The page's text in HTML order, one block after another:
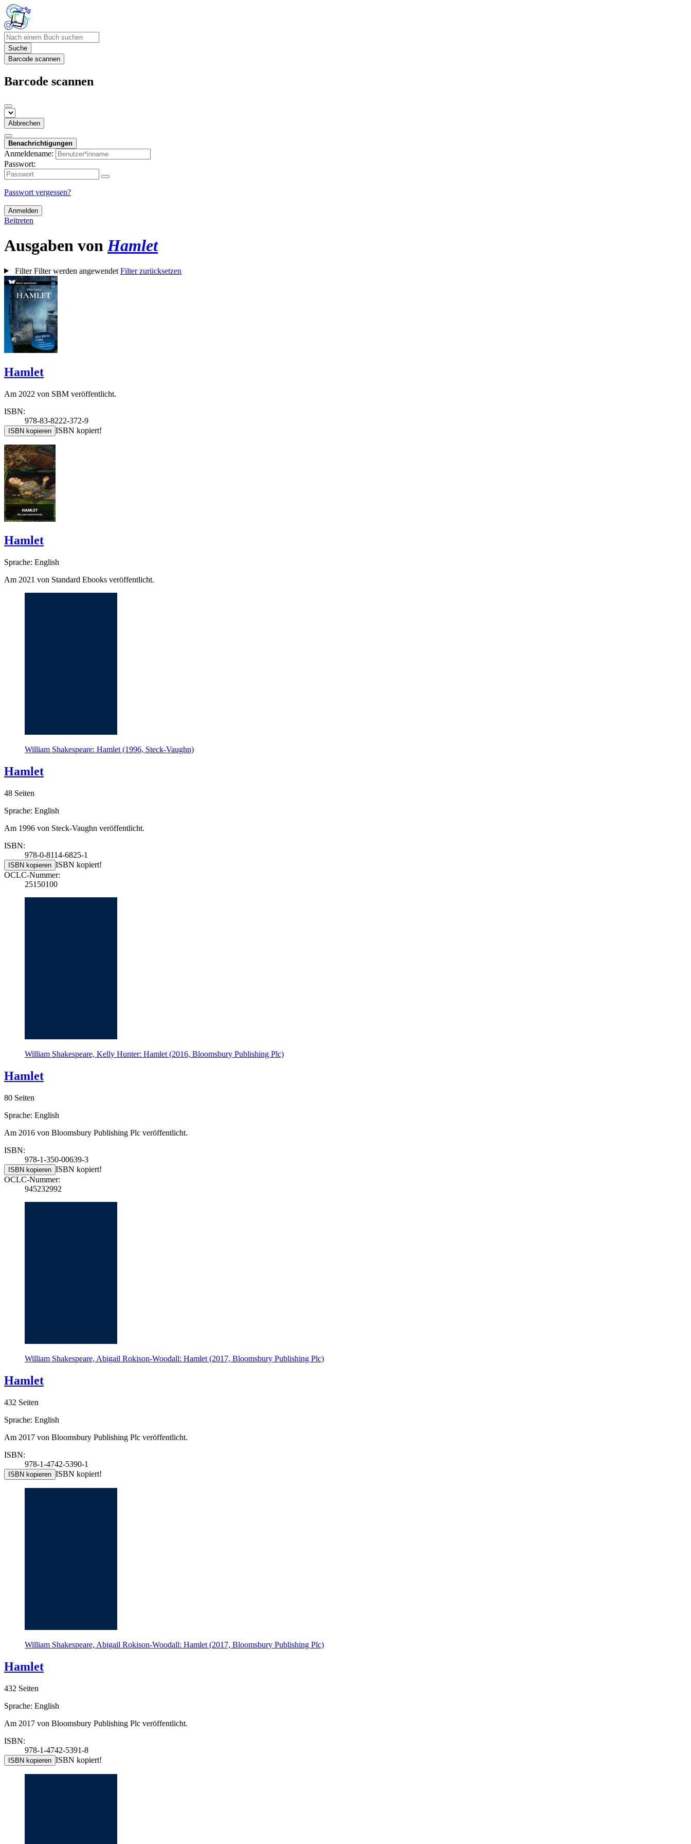
Suche
Barcode scannen
Barcode scannen
Abbrechen
Benachrichtigungen
Anmeldename:
Passwort:
Passwort vergessen?
Anmelden
Beitreten
Ausgaben vonHamlet
FilterFilter werden angewendet Filter zurücksetzen
Hamlet
Am 2022 von SBM veröffentlicht.
ISBN:
978-83-8222-372-9
ISBN kopieren ISBN kopiert!
Hamlet
Sprache: English
Am 2021 von Standard Ebooks veröffentlicht.
William Shakespeare: Hamlet (1996, Steck-Vaughn)
Hamlet
48 Seiten
Sprache: English
Am 1996 von Steck-Vaughn veröffentlicht.
ISBN:
978-0-8114-6825-1
ISBN kopieren ISBN kopiert!
OCLC-Nummer:
25150100
William Shakespeare, Kelly Hunter: Hamlet (2016, Bloomsbury Publishing Plc)
Hamlet
80 Seiten
Sprache: English
Am 2016 von Bloomsbury Publishing Plc veröffentlicht.
ISBN:
978-1-350-00639-3
ISBN kopieren ISBN kopiert!
OCLC-Nummer:
945232992
William Shakespeare, Abigail Rokison-Woodall: Hamlet (2017, Bloomsbury Publishing Plc)
Hamlet
432 Seiten
Sprache: English
Am 2017 von Bloomsbury Publishing Plc veröffentlicht.
ISBN:
978-1-4742-5390-1
ISBN kopieren ISBN kopiert!
William Shakespeare, Abigail Rokison-Woodall: Hamlet (2017, Bloomsbury Publishing Plc)
Hamlet
432 Seiten
Sprache: English
Am 2017 von Bloomsbury Publishing Plc veröffentlicht.
ISBN:
978-1-4742-5391-8
ISBN kopieren ISBN kopiert!